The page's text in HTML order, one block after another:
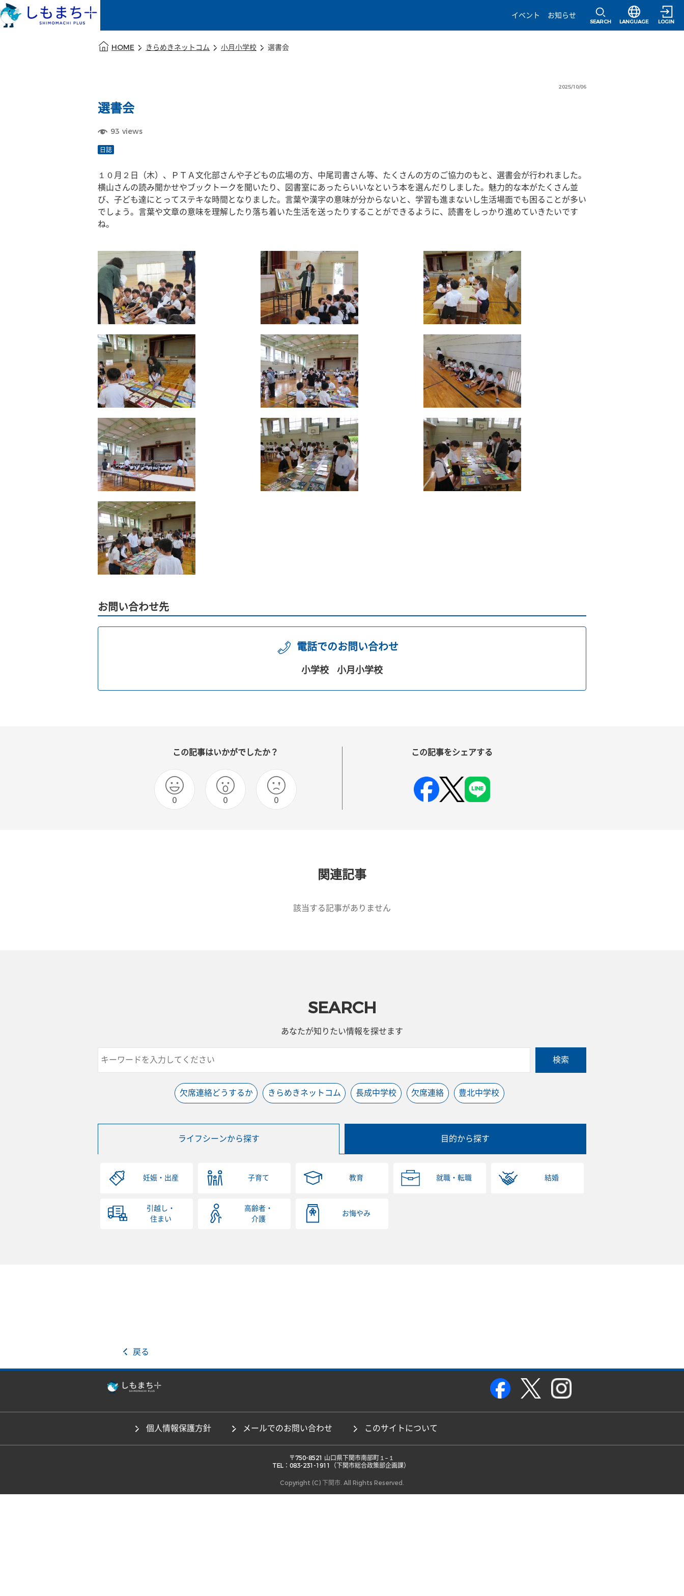
イベント
お知らせ
SEARCH
選択すると言語
LANGUAGE LOGIN
HOME きらめきネットコム 小月小学校 選書会
2025/10/06
選書会
93 views
日誌
１０月２日（木）、ＰＴＡ文化部さんや子どもの広場の方、中尾司書さん等、たくさんの方のご協力のもと、選書会が行われました。
横山さんの読み聞かせやブックトークを聞いたり、図書室にあったらいいなという本を選んだりしました。魅力的な本がたくさん並
び、子ども達にとってステキな時間となりました。言葉や漢字の意味が分からないと、学習も進まないし生活場面でも困ることが多い
でしょう。言葉や文章の意味を理解したり落ち着いた生活を送ったりすることができるように、読書をしっかり進めていきたいです
ね。
お問い合わせ先
電話でのお問い合わせ
小学校 小月小学校
この記事はいかがでしたか？
0 0 0
この記事をシェアする
関連記事
該当する記事がありません
SEARCH
あなたが知りたい情報を探せます
検索
欠席連絡どうするか きらめきネットコム 長成中学校 欠席連絡 豊北中学校
ライフシーンから探す 目的から探す
妊娠・出産 子育て 教育 就職・転職 結婚
引越し・
住まい
高齢者・
介護
お悔やみ
戻る
個人情報保護方針 メールでのお問い合わせ このサイトについて
TEL：083-231-1911（下関市総合政策部企画課）
Copyright (C) 下関市. All Rights Reserved.